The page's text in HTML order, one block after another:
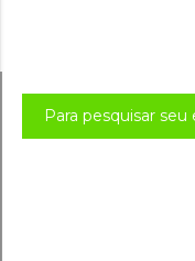
Para pesquisar